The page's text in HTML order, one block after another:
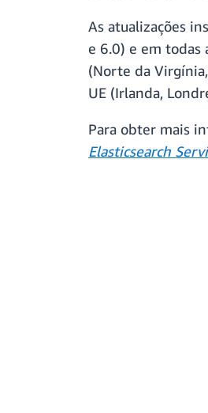
As atualizações
e 6.0) e em todas
(Norte da
UE (Irlanda,
Para obter mais
Elasticsearch